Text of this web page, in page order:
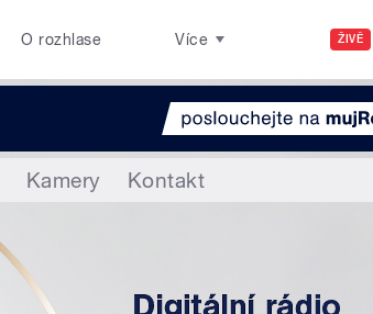
ŽIVĚ
O rozhlase Více
Kamery Kontakt